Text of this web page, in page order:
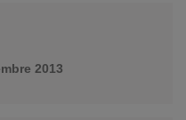
2013